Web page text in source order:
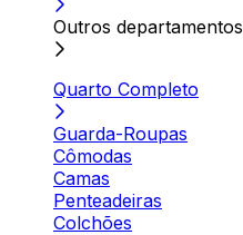
Outros departamentos
Quarto Completo
Guarda-Roupas
Cômodas
Camas
Penteadeiras
Colchões